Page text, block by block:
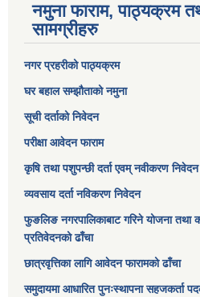
नमुना फाराम, पाठ्यक्रम
सामग्रीहरु
नगर प्रहरीको पाठ्यक्रम
घर बहाल सम्झौताको नमुना
सूची दर्ताको निवेदन
परीक्षा आवेदन फाराम
कृषि तथा पशुपन्छी दर्ता एवम् नवीकरण निवेदन
व्यवसाय दर्ता नविकरण निवेदन
फुङलिङ नगरपालिकाबाट गरिने योजना तथा
प्रतिवेदनको ढाँचा
छात्रवृत्तिका लागि आवेदन फारामको ढाँचा
समुदायमा आधारित पुनःस्थापना सहजकर्ता